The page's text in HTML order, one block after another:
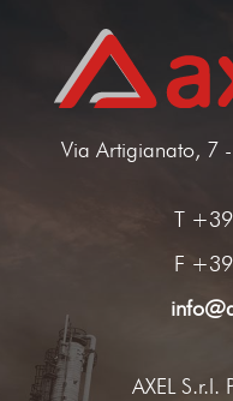
Via Artigianato, 7
T
F
AXEL